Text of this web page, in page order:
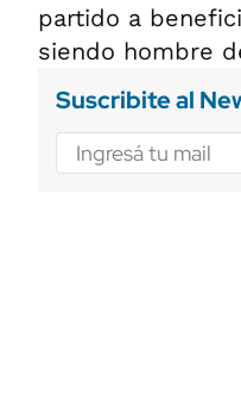
partido a
siendo hombre
Suscribite al